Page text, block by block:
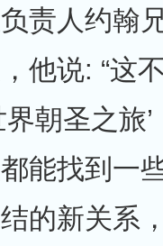
责人约翰
他说: “这
朝圣之旅
能找到一
的新关系